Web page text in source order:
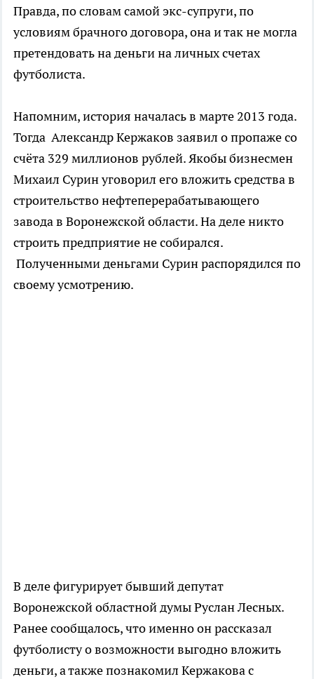
Правда, по словам самой экс-супруги, по
условиям брачного договора, она и так не могла
претендовать на деньги на личных счетах
футболиста.
Напомним, история началась в марте 2013 года.
Тогда Александр Кержаков заявил о пропаже со
счёта 329 миллионов рублей. Якобы бизнесмен
Михаил Сурин уговорил его вложить средства в
строительство нефтеперерабатывающего
завода в Воронежской области. На деле никто
строить предприятие не собирался.
Полученными деньгами Сурин распорядился по
своему усмотрению.
В деле фигурирует бывший депутат
Воронежской областной думы Руслан Лесных.
Ранее сообщалось, что именно он рассказал
футболисту о возможности выгодно вложить
деньги, а также познакомил Кержакова с